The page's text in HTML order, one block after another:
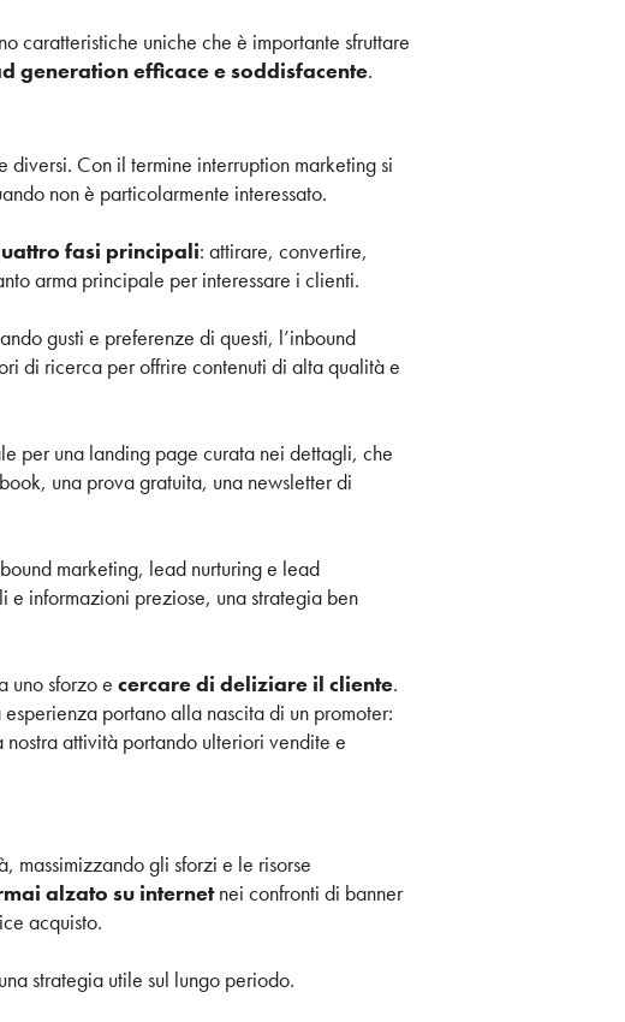
caratteristiche uniche che è importante sfruttare
generation efficace e soddisfacente.
Con il termine interruption marketing si
non è particolarmente interessato.
fasi principali: attirare, convertire,
arma principale per interessare i clienti.
gusti e preferenze di questi, l’inbound
di ricerca per offrire contenuti di alta qualità e
per una landing page curata nei dettagli, che
una prova gratuita, una newsletter di
marketing, lead nurturing e lead
informazioni preziose, una strategia ben
uno sforzo e cercare di deliziare il cliente.
portano alla nascita di un promoter:
attività portando ulteriori vendite e
massimizzando gli sforzi e le risorse
alzato su internetnei confronti di banner
acquisto.
strategia utile sul lungo periodo.